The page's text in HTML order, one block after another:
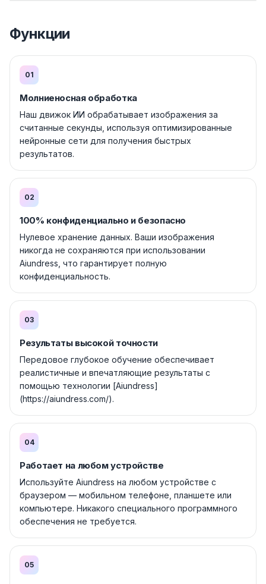
Функции
01
Молниеносная обработка
Наш движок ИИ обрабатывает изображения за
считанные секунды, используя оптимизированные
нейронные сети для получения быстрых
результатов.
02
100% конфиденциально и безопасно
Нулевое хранение данных. Ваши изображения
никогда не сохраняются при использовании
Aiundress, что гарантирует полную
конфиденциальность.
03
Результаты высокой точности
Передовое глубокое обучение обеспечивает
реалистичные и впечатляющие результаты с
помощью технологии [Aiundress]
(https://aiundress.com/).
04
Работает на любом устройстве
Используйте Aiundress на любом устройстве с
браузером — мобильном телефоне, планшете или
компьютере. Никакого специального программного
обеспечения не требуется.
05